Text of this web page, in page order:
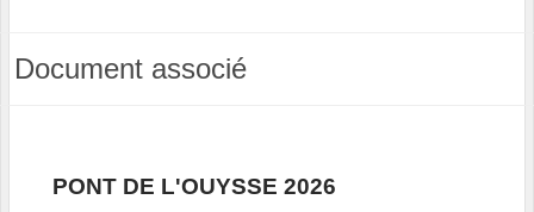
Document associé
PONT DE L'OUYSSE 2026